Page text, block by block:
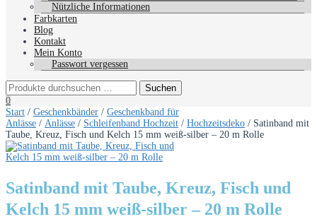
Nützliche Informationen
Farbkarten
Blog
Kontakt
Mein Konto
Passwort vergessen
0
Start / Geschenkbänder / Geschenkband für
Anlässe / Anlässe / Schleifenband Hochzeit / Hochzeitsdeko / Satinband mit
Taube, Kreuz, Fisch und Kelch 15 mm weiß-silber – 20 m Rolle
Satinband mit Taube, Kreuz, Fisch und
Kelch 15 mm weiß-silber – 20 m Rolle